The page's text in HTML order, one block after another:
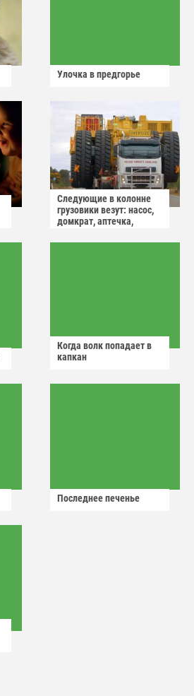
Улочка в предгорье
Следующие в колонне
грузовики везут: насос,
домкрат, аптечка,
Когда волк попадает в
капкан
Последнее печенье